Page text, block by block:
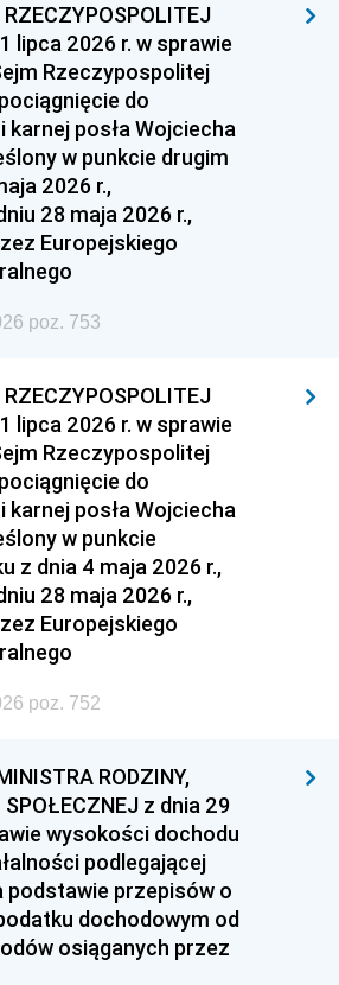
lipca 2026 r. w sprawie
Rzeczypospolitej
do
posła Wojciecha
w punkcie drugim
2026 r.,
28 maja 2026 r.,
Europejskiego
poz. 753
lipca 2026 r. w sprawie
Rzeczypospolitej
do
posła Wojciecha
w punkcie
z dnia 4 maja 2026 r.,
28 maja 2026 r.,
Europejskiego
poz. 752
RODZINY,
SPOŁECZNEJ z dnia 29
wysokości dochodu
podlegającej
podstawie przepisów o
dochodowym od
osiąganych przez